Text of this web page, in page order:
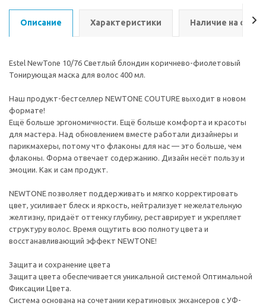
Описание Характеристики Наличие на
Estel NewTone 10/76 Светлый блондин коричнево-фиолетовый
Тонирующая маска для волос 400 мл.
Наш продукт-бестселлер NEWTONE COUTURE выходит в новом
формате!
Ещё больше эргономичности. Ещё больше комфорта и красоты
для мастера. Над обновлением вместе работали дизайнеры и
парикмахеры, потому что флаконы для нас — это больше, чем
флаконы. Форма отвечает содержанию. Дизайн несёт пользу и
эмоции. Как и сам продукт.
NEWTONE позволяет поддерживать и мягко корректировать
цвет, усиливает блеск и яркость, нейтрализует нежелательную
желтизну, придаёт оттенку глубину, реставрирует и укрепляет
структуру волос. Время ощутить всю полноту цвета и
восстанавливающий эффект NEWTONE!
Защита и сохранение цвета
Защита цвета обеспечивается уникальной системой Оптимальной
Фиксации Цвета.
Система основана на сочетании кератиновых энхансеров с УФ-